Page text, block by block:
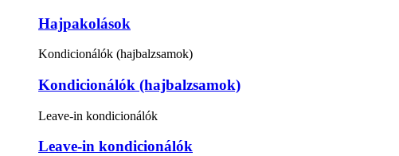
Hajpakolások
Kondicionálók (hajbalzsamok)
Kondicionálók (hajbalzsamok)
Leave-in kondicionálók
Leave-in kondicionálók